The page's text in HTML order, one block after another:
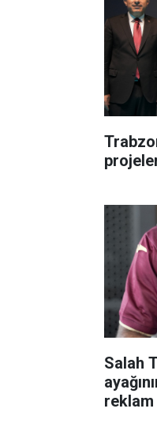
Salah
reklam